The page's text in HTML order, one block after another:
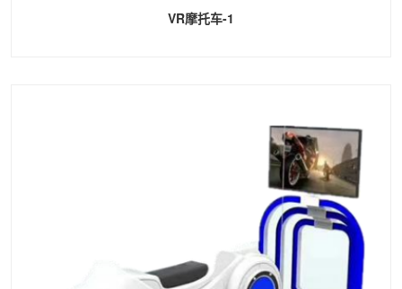
VR摩托车-1